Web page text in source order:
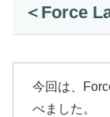
＜Force
今回は、
べました。